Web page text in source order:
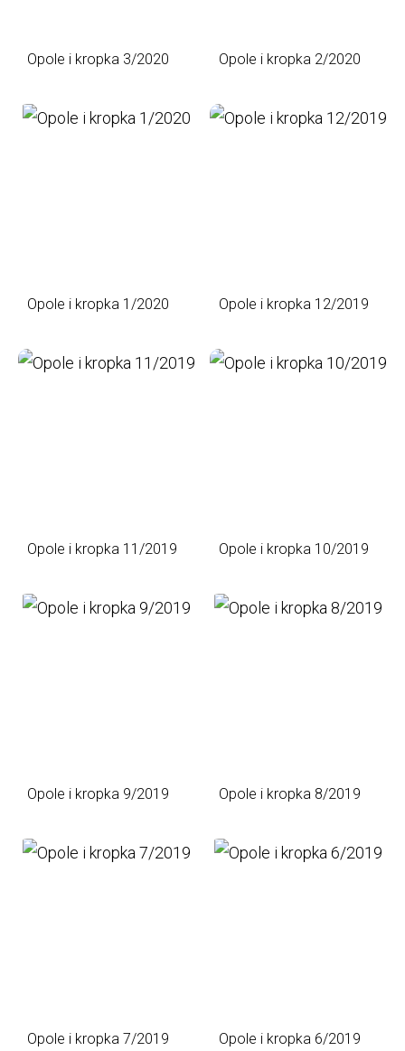
Opole i kropka 3/2020 Opole i kropka 2/2020
Opole i kropka 1/2020 Opole i kropka 12/2019
Opole i kropka 11/2019 Opole i kropka 10/2019
Opole i kropka 9/2019 Opole i kropka 8/2019
Opole i kropka 7/2019 Opole i kropka 6/2019